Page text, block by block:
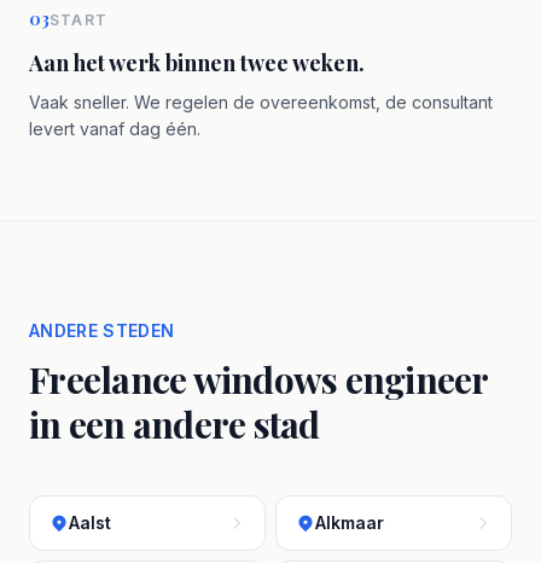
03START
Aan het werk binnen twee weken.
Vaak sneller. We regelen de overeenkomst, de consultant
levert vanaf dag één.
ANDERE STEDEN
Freelance windows engineer
in een andere stad
Aalst Alkmaar